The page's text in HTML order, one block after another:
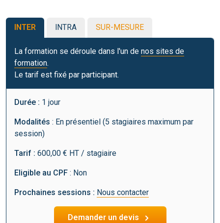
INTER INTRA SUR-MESURE
La formation se déroule dans l'un de nos sites de
formation.
Le tarif est fixé par participant.
Durée : 1 jour
Modalités : En présentiel (5 stagiaires maximum par
session)
Tarif : 600,00 € HT / stagiaire
Eligible au CPF : Non
Prochaines sessions : Nous contacter
Demander un devis